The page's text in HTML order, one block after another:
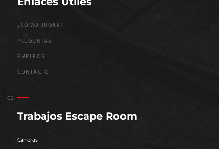
¿CÓMO JUGAR?
PREGUNTAS
EMPLEOS
CONTACTO
Trabajos Escape Room
Carreras